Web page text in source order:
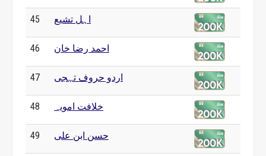
45 اہل تشیع
46 احمد رضا خان
47 اردو حروف تہجی
48 خلافت امویہ
49 حسن ابن علی